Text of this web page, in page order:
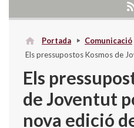
Portada Comunicació
Els pressupostos Kosmos de
Els
de Joventut
nova edició